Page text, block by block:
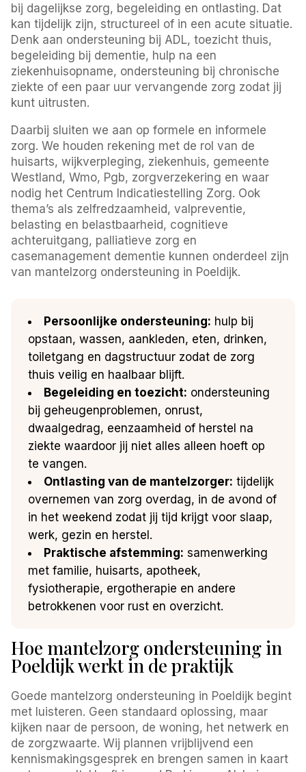
bij dagelijkse zorg, begeleiding en ontlasting. Dat
kan tijdelijk zijn, structureel of in een acute situatie.
Denk aan ondersteuning bij ADL, toezicht thuis,
begeleiding bij dementie, hulp na een
ziekenhuisopname, ondersteuning bij chronische
ziekte of een paar uur vervangende zorg zodat jij
kunt uitrusten.
Daarbij sluiten we aan op formele en informele
zorg. We houden rekening met de rol van de
huisarts, wijkverpleging, ziekenhuis, gemeente
Westland, Wmo, Pgb, zorgverzekering en waar
nodig het Centrum Indicatiestelling Zorg. Ook
thema’s als zelfredzaamheid, valpreventie,
belasting en belastbaarheid, cognitieve
achteruitgang, palliatieve zorg en
casemanagement dementie kunnen onderdeel zijn
van mantelzorg ondersteuning in Poeldijk.
Persoonlijke ondersteuning: hulp bij
opstaan, wassen, aankleden, eten, drinken,
toiletgang en dagstructuur zodat de zorg
thuis veilig en haalbaar blijft.
Begeleiding en toezicht: ondersteuning
bij geheugenproblemen, onrust,
dwaalgedrag, eenzaamheid of herstel na
ziekte waardoor jij niet alles alleen hoeft op
te vangen.
Ontlasting van de mantelzorger: tijdelijk
overnemen van zorg overdag, in de avond of
in het weekend zodat jij tijd krijgt voor slaap,
werk, gezin en herstel.
Praktische afstemming: samenwerking
met familie, huisarts, apotheek,
fysiotherapie, ergotherapie en andere
betrokkenen voor rust en overzicht.
Hoe mantelzorg ondersteuning in
Poeldijk werkt in de praktijk
Goede mantelzorg ondersteuning in Poeldijk begint
met luisteren. Geen standaard oplossing, maar
kijken naar de persoon, de woning, het netwerk en
de zorgzwaarte. Wij plannen vrijblijvend een
kennismakingsgesprek en brengen samen in kaart